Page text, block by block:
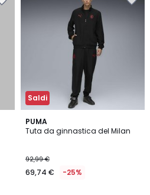
Saldi
PUMA
Tuta da ginnastica del Milan
92,99 €
69,74 € -25%
5
/